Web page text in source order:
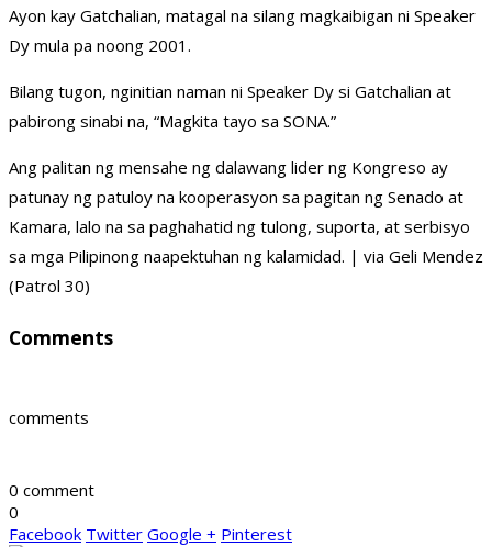
Ayon kay Gatchalian, matagal na silang magkaibigan ni Speaker
Dy mula pa noong 2001.
Bilang tugon, nginitian naman ni Speaker Dy si Gatchalian at
pabirong sinabi na, “Magkita tayo sa SONA.”
Ang palitan ng mensahe ng dalawang lider ng Kongreso ay
patunay ng patuloy na kooperasyon sa pagitan ng Senado at
Kamara, lalo na sa paghahatid ng tulong, suporta, at serbisyo
sa mga Pilipinong naapektuhan ng kalamidad. | via Geli Mendez
(Patrol 30)
Comments
comments
0 comment
0
Facebook Twitter Google + Pinterest